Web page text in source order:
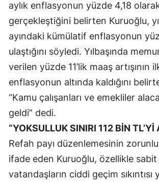
aylık enflasyonun yüzde 4,18
gerçekleştiğini belirten Kuruoğlu,
ayındaki kümülatif enflasyonun
ulaştığını söyledi. Yılbaşında
verilen yüzde 11’lik maaş artışının
enflasyonun altında kaldığını
“Kamu çalışanları ve emekliler
geldi” dedi.
“YOKSULLUK SINIRI 112 BİN TL’Yİ
Refah payı düzenlemesinin
ifade eden Kuruoğlu, özellikle
vatandaşların ciddi geçim sıkıntısı